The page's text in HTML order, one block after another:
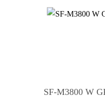
SF-M3800 W